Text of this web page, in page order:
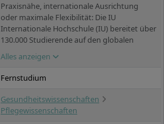
Praxisnähe, internationale Ausrichtung
oder maximale Flexibilität: Die IU
Internationale Hochschule (IU) bereitet über
130.000 Studierende auf den globalen
Arbeitsmarkt vor. Sie versammelt unter
ihrem Dach über 100 Studienprogramme,
die in zwei voneinander unabhängigen
das IU Duale Studium sowie das IU
Fernstudium. Die IU bietet den
Alles anzeigen
Fernstudium
Gesundheitswissenschaften
Pflegewissenschaften